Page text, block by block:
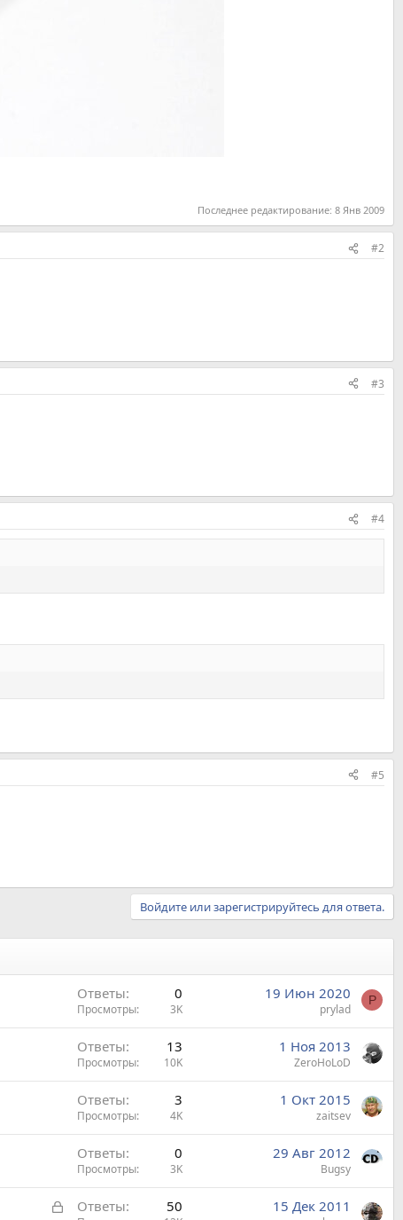
Последнее редактирование: 8 Янв 2009
#2
#3
#4
#5
Войдите или зарегистрируйтесь для ответа.
Ответы 0
Просмотры 3K
19 Июн 2020
prylad
P
Ответы 13
Просмотры 10K
1 Ноя 2013
ZeroHoLoD
Ответы 3
Просмотры 4K
1 Окт 2015
zaitsev
Ответы 0
Просмотры 3K
29 Авг 2012
Bugsy
З
Ответы 50 15 Дек 2011